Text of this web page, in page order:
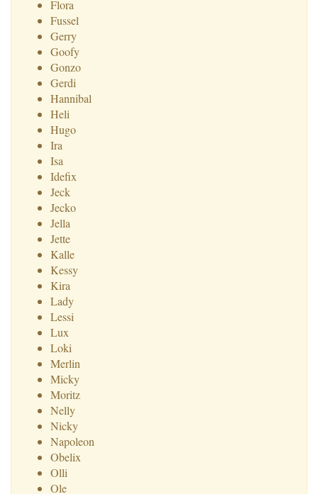
Flora
Fussel
Gerry
Goofy
Gonzo
Gerdi
Hannibal
Heli
Hugo
Ira
Isa
Idefix
Jeck
Jecko
Jella
Jette
Kalle
Kessy
Kira
Lady
Lessi
Lux
Loki
Merlin
Micky
Moritz
Nelly
Nicky
Napoleon
Obelix
Olli
Ole